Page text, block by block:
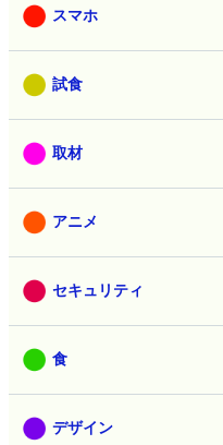
スマホ
試食
取材
アニメ
セキュリティ
食
デザイン